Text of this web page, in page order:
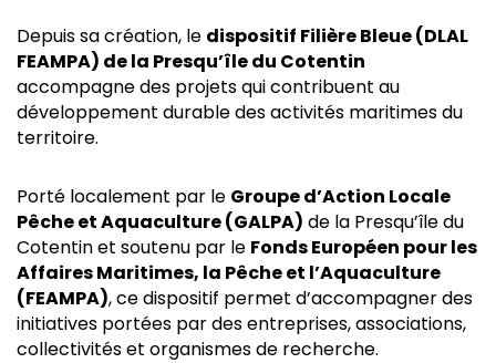
Depuis sa création, le dispositif Filière Bleue (DLAL
FEAMPA) de la Presqu’île du Cotentin
accompagne des projets qui contribuent au
développement durable des activités maritimes du
territoire.
Porté localement par le Groupe d’Action Locale
Pêche et Aquaculture (GALPA) de la Presqu’île du
Cotentin et soutenu par le Fonds Européen pour les
Affaires Maritimes, la Pêche et l’Aquaculture
(FEAMPA), ce dispositif permet d’accompagner des
initiatives portées par des entreprises, associations,
collectivités et organismes de recherche.